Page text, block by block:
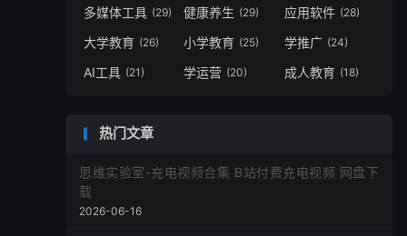
多媒体工具 (29) 健康养生 (29) 应用软件 (28)
大学教育 (26) 小学教育 (25) 学推广 (24)
AI工具 (21) 学运营 (20) 成人教育 (18)
热门文章
思维实验室-充电视频合集 B站付费充电视频 网盘下
载
2026-06-16